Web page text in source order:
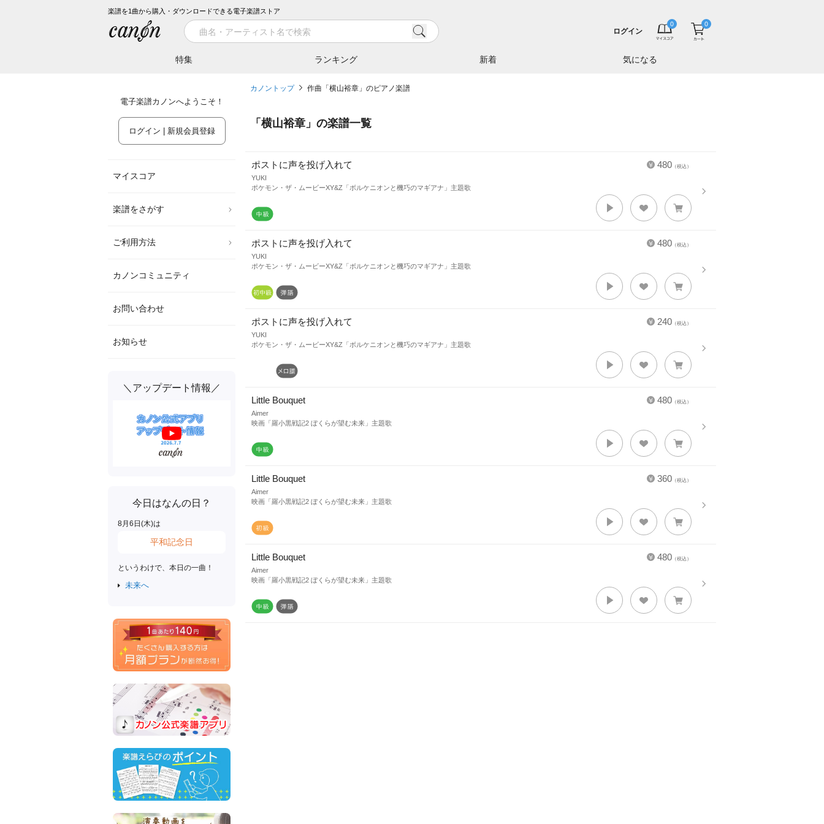
楽譜を1曲から購入・ダウンロードできる電子楽譜ストア
特集 ランキング 新着 気になる
ログイン
電子楽譜カノンへようこそ！
ログイン | 新規会員登録
マイスコア
楽譜をさがす
ご利用方法
カノンコミュニティ
お問い合わせ
お知らせ
＼アップデート情報／
今日はなんの日？
8月 6 日(木)は
平和記念日
というわけで、本日の一曲！
未来へ
カノントップ 作曲「横山裕章」のピアノ楽譜
「 横山裕章 」の楽譜一覧
480 （税込）
ポストに声を投げ入れて
YUKI
ポケモン・ザ・ムービーXY&Z「ボルケニオンと機巧のマギアナ」主題歌
480 （税込）
ポストに声を投げ入れて
YUKI
ポケモン・ザ・ムービーXY&Z「ボルケニオンと機巧のマギアナ」主題歌
240 （税込）
ポストに声を投げ入れて
YUKI
ポケモン・ザ・ムービーXY&Z「ボルケニオンと機巧のマギアナ」主題歌
480 （税込）
Little Bouquet
Aimer
映画「羅小黒戦記2 ぼくらが望む未来」主題歌
360 （税込）
Little Bouquet
Aimer
映画「羅小黒戦記2 ぼくらが望む未来」主題歌
480 （税込）
Little Bouquet
Aimer
映画「羅小黒戦記2 ぼくらが望む未来」主題歌